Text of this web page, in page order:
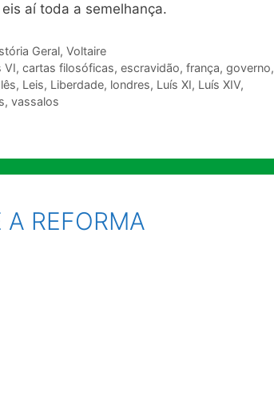
aí toda a semelhança.
Geral, Voltaire
VI, cartas filosóficas, escravidão, frança, governo,
, Leis, Liberdade, londres, Luís XI, Luís XIV,
, vassalos
REFORMA